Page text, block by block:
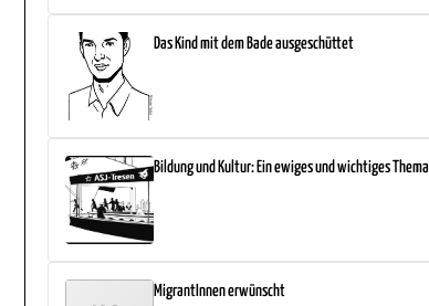
Das Kind mit dem Bade ausgeschüttet
Bildung und Kultur: Ein ewiges und wichtiges Thema
MigrantInnen erwünscht